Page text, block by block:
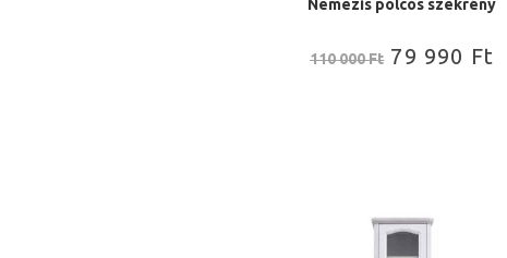
Nemezis polcos szekrény
110 000Ft 79 990 Ft